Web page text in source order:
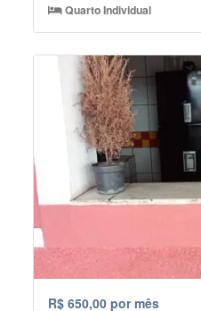
Quarto Individual
R$ 650,00 por mês